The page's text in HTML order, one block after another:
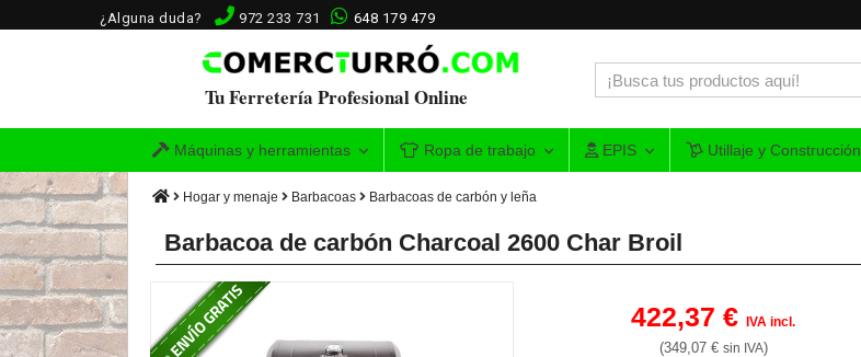
¿Alguna duda? 972 233 731 648 179 479
Tu Ferretería Profesional Online
Máquinas y herramientas Ropa de trabajo EPIS Utillaje y Construcción
Hogar y menaje Barbacoas Barbacoas de carbón y leña
Barbacoa de carbón Charcoal 2600 Char Broil
422,37 €IVA incl.
(349,07 € sin IVA)